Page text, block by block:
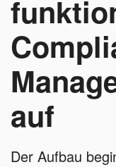
auf
Der Aufbau